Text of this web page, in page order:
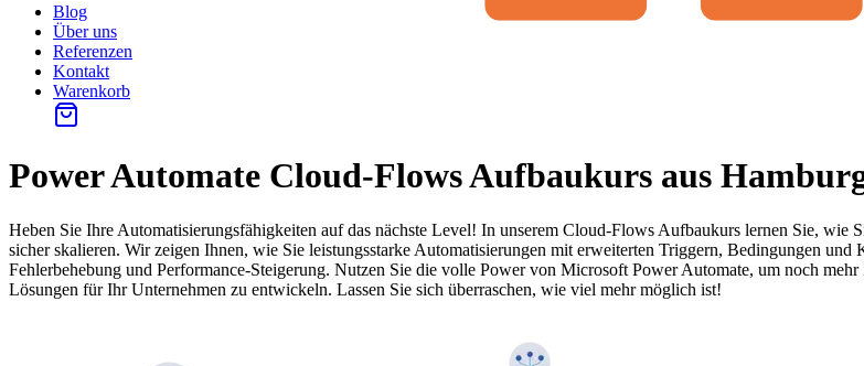
Blog
Über uns
Referenzen
Kontakt
Warenkorb
Power Automate Cloud-Flows Aufbaukurs aus
Heben Sie Ihre Automatisierungsfähigkeiten auf das nächste Level! In unserem Cloud-Flows Aufbaukurs lernen Sie, wie
sicher skalieren. Wir zeigen Ihnen, wie Sie leistungsstarke Automatisierungen mit erweiterten Triggern, Bedingungen
Fehlerbehebung und Performance-Steigerung. Nutzen Sie die volle Power von Microsoft Power Automate, um noch
Lösungen für Ihr Unternehmen zu entwickeln. Lassen Sie sich überraschen, wie viel mehr möglich ist!